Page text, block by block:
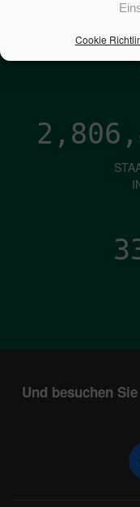
Cookie
Und besuchen